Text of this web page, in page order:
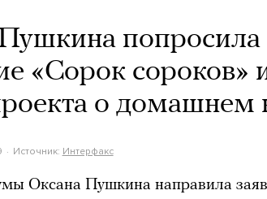
«Сорок сороков»
о домашнем
Источник: Интерфакс
Оксана Пушкина направила